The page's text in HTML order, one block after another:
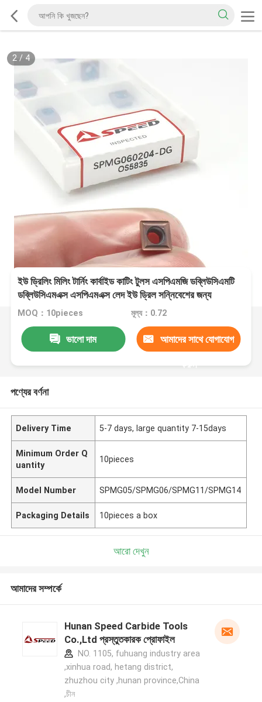
2/ 4
ইউ ড্রিলিং মিলিং টার্নিং কার্বাইড কাটিং টুলস এসপিএমজি ডব্লিউসিএমটি
ডব্লিউসিএমএক্স এসপিএমএক্স লেদ ইউ ড্রিল সন্নিবেশের জন্য
MOQ：10pieces মূল্য：0.72
ভালো দাম আমাদের সাথে যোগাযোগ
করুন
পণ্যের বর্ণনা
Delivery Time 5-7 days, large quantity 7-15days
Minimum Order Q
uantity
10pieces
Model Number SPMG05/SPMG06/SPMG11/SPMG14
Packaging Details 10pieces a box
আরো দেখুন
আমাদের সম্পর্কে
Hunan Speed Carbide Tools
Co.,Ltd প্রস্তুতকারক প্রোফাইল
NO. 1105, fuhuang industry area
,xinhua road, hetang district,
zhuzhou city ,hunan province,China
,চীন